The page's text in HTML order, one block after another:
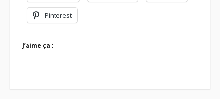
Pinterest
J’aime ça :